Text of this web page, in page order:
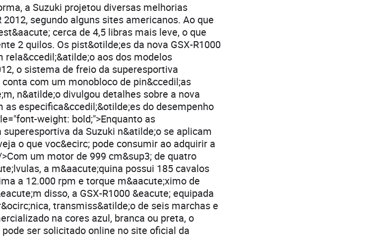
a Suzuki projetou diversas melhorias
2012, segundo alguns sites americanos. Ao que
cerca de 4,5 libras mais leve, o que
2 quilos. Os pist&otilde;es da nova GSX-R1000
rela&ccedil;&atilde;o aos dos modelos
o sistema de freio da superesportiva
com um monobloco de pin&ccedil;as
n&atilde;o divulgou detalhes sobre a nova
especifica&ccedil;&otilde;es do desempenho
weight: bold;">Enquanto as
da Suzuki n&atilde;o se aplicam
o que voc&ecirc; pode consumir ao adquirir a
um motor de 999 cm&sup3; de quatro
a m&aacute;quina possui 185 cavalos
a 12.000 rpm e torque m&aacute;ximo de
disso, a GSX-R1000 &eacute; equipada
transmiss&atilde;o de seis marchas e
na cores azul, branca ou preta, o
ser solicitado online no site oficial da